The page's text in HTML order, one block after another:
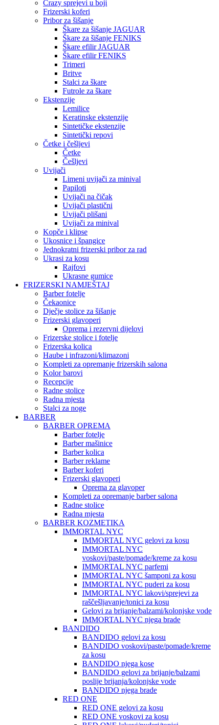
Crazy sprejevi u boji
Frizerski koferi
Pribor za šišanje
Škare za šišanje JAGUAR
Škare za šišanje FENIKS
Škare efilir JAGUAR
Škare efilir FENIKS
Trimeri
Britve
Stalci za škare
Futrole za škare
Ekstenzije
Lemilice
Keratinske ekstenzije
Sintetičke ekstenzije
Sintetički repovi
Četke i češljevi
Četke
Češljevi
Uvijači
Limeni uvijači za minival
Papiloti
Uvijači na čičak
Uvijači plastični
Uvijači plišani
Uvijači za minival
Kopče i klipse
Ukosnice i špangice
Jednokratni frizerski pribor za rad
Ukrasi za kosu
Rajfovi
Ukrasne gumice
FRIZERSKI NAMJEŠTAJ
Barber fotelje
Čekaonice
Dječje stolice za šišanje
Frizerski glavoperi
Oprema i rezervni dijelovi
Frizerske stolice i fotelje
Frizerska kolica
Haube i infrazoni/klimazoni
Kompleti za opremanje frizerskih salona
Kolor barovi
Recepcije
Radne stolice
Radna mjesta
Stalci za noge
BARBER
BARBER OPREMA
Barber fotelje
Barber mašinice
Barber kolica
Barber reklame
Barber koferi
Frizerski glavoperi
Oprema za glavoper
Kompleti za opremanje barber salona
Radne stolice
Radna mjesta
BARBER KOZMETIKA
IMMORTAL NYC
IMMORTAL NYC gelovi za kosu
IMMORTAL NYC
voskovi/paste/pomade/kreme za kosu
IMMORTAL NYC parfemi
IMMORTAL NYC šamponi za kosu
IMMORTAL NYC puderi za kosu
IMMORTAL NYC lakovi/sprejevi za
raščešljavanje/tonici za kosu
Gelovi za brijanje/balzami/kolonjske vode
IMMORTAL NYC njega brade
BANDIDO
BANDIDO gelovi za kosu
BANDIDO voskovi/paste/pomade/kreme
za kosu
BANDIDO njega kose
BANDIDO gelovi za brijanje/balzami
poslije brijanja/kolonjske vode
BANDIDO njega brade
RED ONE
RED ONE gelovi za kosu
RED ONE voskovi za kosu